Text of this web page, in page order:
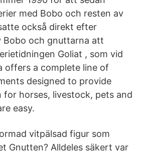
med Bobo och resten av
också direkt efter
Bobo och gnuttarna att
Goliat , som vid
offers a complete line of
designed to provide
horses, livestock, pets and
easy.
vitpälsad figur som
Gnutten? Alldeles säkert var